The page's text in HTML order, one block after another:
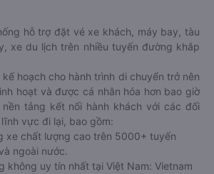
hỗ trợ đặt vé xe khách, máy bay, tàu
xe du lịch trên nhiều tuyến đường khắp
kế hoạch cho hành trình di chuyển trở nên
hoạt và được cá nhân hóa hơn bao giờ
nền tảng kết nối hành khách với các đối
vực đi lại, bao gồm:
xe chất lượng cao trên 5000+ tuyến
ngoài nước.
không uy tín nhất tại Việt Nam: Vietnam